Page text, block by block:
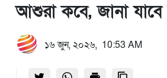
আশুরা কবে, জানা
১৬ জুন, ২০২৬, 10:53 AM